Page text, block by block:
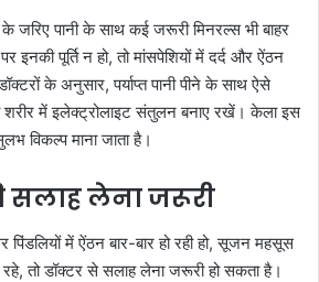
के जरिए पानी के साथ कई जरूरी मिनरल्स भी बाहर
पूर्ति न हो, तो मांसपेशियों में दर्द और ऐंठन
के अनुसार, पर्याप्त पानी पीने के साथ ऐसे
में इलेक्ट्रोलाइट संतुलन बनाए रखें। केला इस
विकल्प माना जाता है।
सलाह लेना जरूरी
पिंडलियों में ऐंठन बार-बार हो रही हो, सूजन महसूस
तो डॉक्टर से सलाह लेना जरूरी हो सकता है।